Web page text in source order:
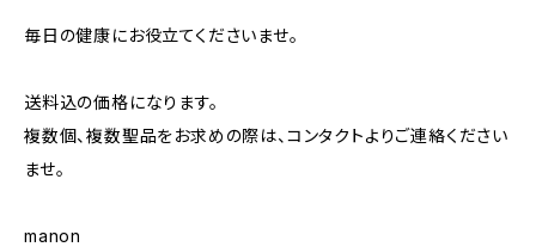
毎日の健康にお役立てくださいませ。
送料込の価格になります。
複数個、複数聖品をお求めの際は、コンタクトよりご連絡ください
ませ。
manon